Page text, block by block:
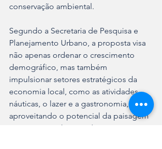
conservação ambiental.
Segundo a Secretaria de Pesquisa e
Planejamento Urbano, a proposta visa
não apenas ordenar o crescimento
demográfico, mas também
impulsionar setores estratégicos da
economia local, como as atividades
náuticas, o lazer e a gastronomia,
aproveitando o potencial da paisagem
característica da zona de expansão.